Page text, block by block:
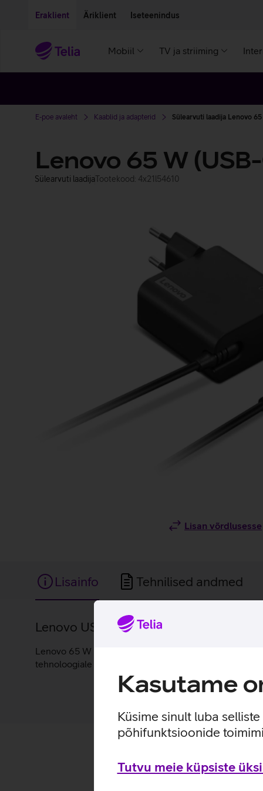
Kasutame
Küsime sinult luba
põhifunktsioonide
Tutvu meie küpsiste
Eraklient Äriklient Iseteenindus
Mobiil TV ja striiming
E-poe avaleht Kaablid ja adapterid Sülearvuti laadija Lenovo 65
Lenovo 65 W
Sülearvuti laadijaTootekood: 4x21l54610
Lisan võrdlusesse
Lisainfo Tehnilised andmed
Lisainfo
Lenovo USB-C ühendusega
Lenovo 65 W laadijaga saab sülearvuti kiirelt laetud
tehnoloogiale tuvastab laadija aku energiavajaduse